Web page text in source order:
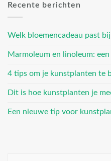
Recente berichten
Welk bloemencadeau past
Marmoleum en linoleum:
4 tips om je kunstplanten te
Dit is hoe kunstplanten je
Een nieuwe tip voor